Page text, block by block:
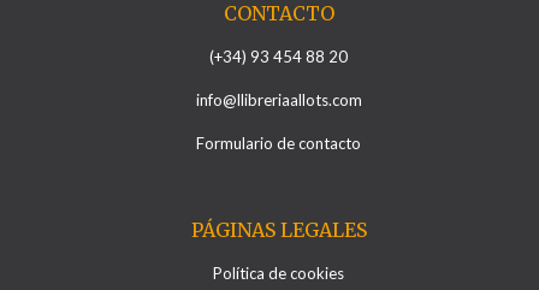
CONTACTO
(+34) 93 454 88 20
info@llibreriaallots.com
Formulario de contacto
PÁGINAS LEGALES
Política de cookies